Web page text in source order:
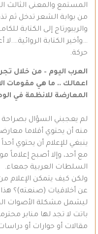
المستمع والمعنى الثالث
من بوابة الشعر تدخل ثم
والريبورتاج إلى الكتابة
…وأخير الكتابة
حركة.
العرب اليوم – من خلال
اعمالك .. ما هي مقومات
المعارضة للانظمة في
لم يعجبني السؤال بصراحة
منه أن يحتوي أقلاما
ينبغي للإعلام أن يحتوي
مع أحد، وإلا أصبح
السلطات العربية جمعاء.
ولكن كيف يتمكن الإعلام من
عن أخلاقيات (صنعته)؟
ليشمل مشكلة الأصوات
باتت لا تجد لها منابر
مقالات أو حوارات أو